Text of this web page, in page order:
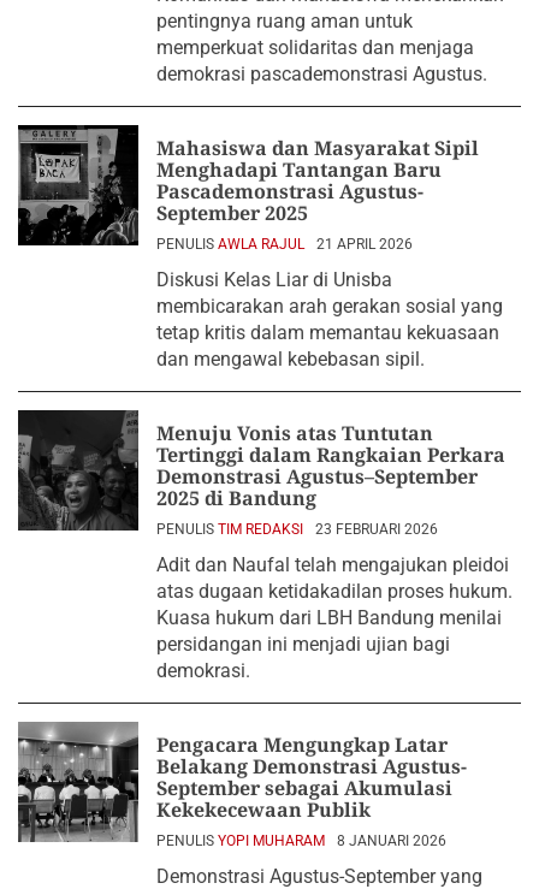
pentingnya ruang aman untuk
memperkuat solidaritas dan menjaga
demokrasi pascademonstrasi Agustus.
Mahasiswa dan Masyarakat Sipil
Menghadapi Tantangan Baru
Pascademonstrasi Agustus-
September 2025
PENULIS AWLA RAJUL 21 APRIL 2026
Diskusi Kelas Liar di Unisba
membicarakan arah gerakan sosial yang
tetap kritis dalam memantau kekuasaan
dan mengawal kebebasan sipil.
Menuju Vonis atas Tuntutan
Tertinggi dalam Rangkaian Perkara
Demonstrasi Agustus–September
2025 di Bandung
PENULIS TIM REDAKSI 23 FEBRUARI 2026
Adit dan Naufal telah mengajukan pleidoi
atas dugaan ketidakadilan proses hukum.
Kuasa hukum dari LBH Bandung menilai
persidangan ini menjadi ujian bagi
demokrasi.
Pengacara Mengungkap Latar
Belakang Demonstrasi Agustus-
September sebagai Akumulasi
Kekekecewaan Publik
PENULIS YOPI MUHARAM 8 JANUARI 2026
Demonstrasi Agustus-September yang